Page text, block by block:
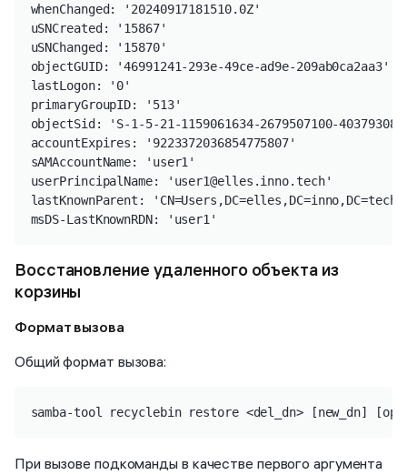
whenChanged: '20240917181510.0Z'
uSNCreated: '15867'
uSNChanged: '15870'
objectGUID: '46991241-293e-49ce-ad9e-209ab0ca2aa3'
lastLogon: '0'
primaryGroupID: '513'
objectSid: 'S-1-5-21-1159061634-2679507100-
accountExpires: '9223372036854775807'
sAMAccountName: 'user1'
userPrincipalName: 'user1@elles.inno.tech'
lastKnownParent: 'CN=Users,DC=elles,DC=inno,DC=tech'
msDS-LastKnownRDN: 'user1'
Восстановление удаленного объекта из
корзины
Формат вызова
Общий формат вызова:
samba-tool recyclebin restore <del_dn> [new_dn]
При вызове подкоманды в качестве первого аргумента